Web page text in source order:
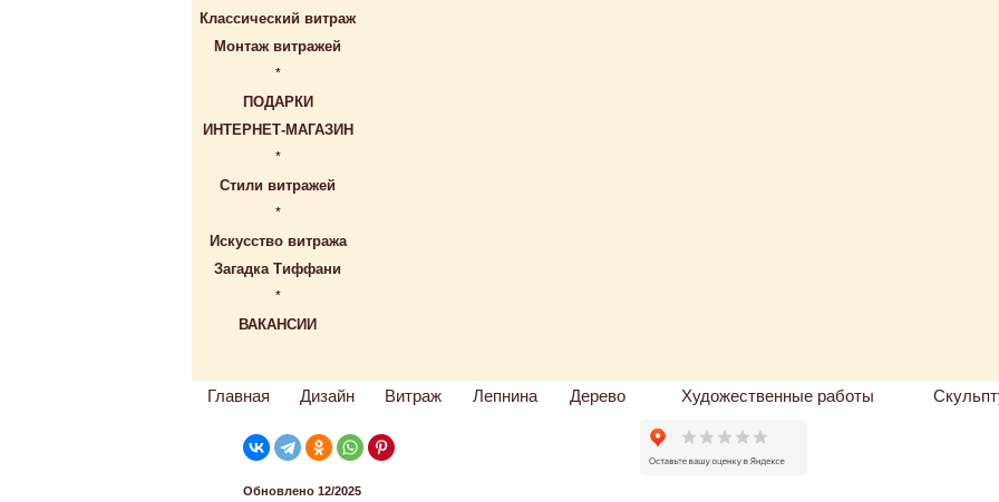
Классический витраж
Монтаж витражей
*
ПОДАРКИ
ИНТЕРНЕТ-МАГАЗИН
*
Стили витражей
*
Искусство витража
Загадка Тиффани
*
ВАКАНСИИ
Главная Дизайн Витраж Лепнина Дерево Художественные работы
Обновлено 12/2025